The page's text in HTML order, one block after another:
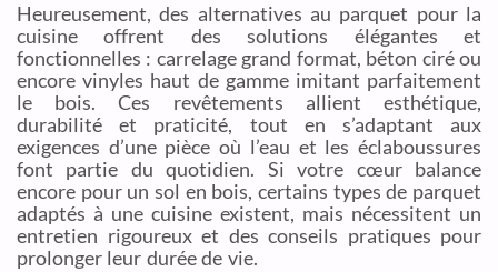
Heureusement, des alternatives au parquet pour la
cuisine offrent des solutions élégantes et
fonctionnelles : carrelage grand format, béton ciré ou
encore vinyles haut de gamme imitant parfaitement
le bois. Ces revêtements allient esthétique,
durabilité et praticité, tout en s’adaptant aux
exigences d’une pièce où l’eau et les éclaboussures
font partie du quotidien. Si votre cœur balance
encore pour un sol en bois, certains types de parquet
adaptés à une cuisine existent, mais nécessitent un
entretien rigoureux et des conseils pratiques pour
prolonger leur durée de vie.